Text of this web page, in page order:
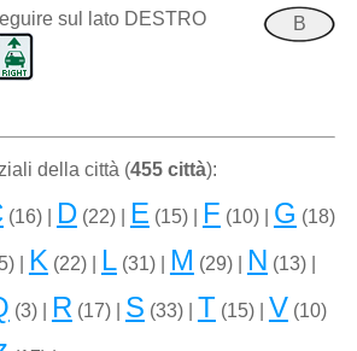
B
sul lato DESTRO
della città (455 città):
(16) | D(22) | E (15) | F (10) | G (18)
| K (22) | L(31) | M (29) | N (13) |
(3) | R (17) | S (33) | T (15) | V (10)